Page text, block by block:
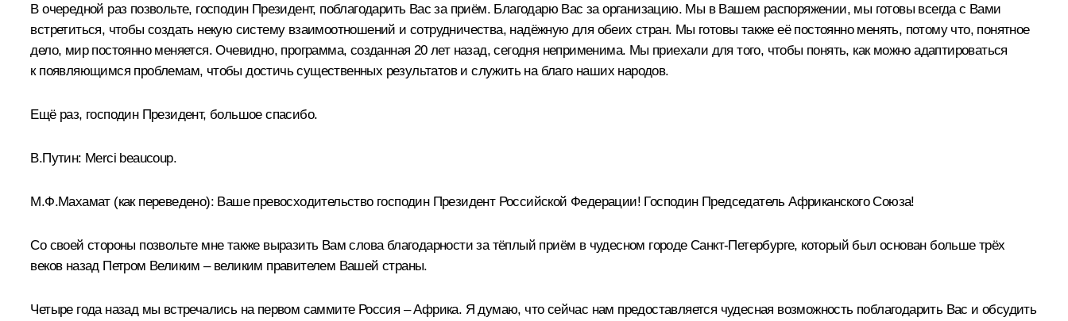
В очередной раз позвольте, господин Президент, поблагодарить Вас за приём. Благодарю Вас за организацию. Мы в Вашем распоряжении, мы готовы всегда с Вами
встретиться, чтобы создать некую систему взаимоотношений и сотрудничества, надёжную для обеих стран. Мы готовы также её постоянно менять, потому что, понятное
дело, мир постоянно меняется. Очевидно, программа, созданная 20 лет назад, сегодня неприменима. Мы приехали для того, чтобы понять, как можно адаптироваться
к появляющимся проблемам, чтобы достичь существенных результатов и служить на благо наших народов.
Ещё раз, господин Президент, большое спасибо.
В.Путин: Merci beaucoup.
М.Ф.Махамат (как переведено): Ваше превосходительство господин Президент Российской Федерации! Господин Председатель Африканского Союза!
Со своей стороны позвольте мне также выразить Вам слова благодарности за тёплый приём в чудесном городе Санкт-Петербурге, который был основан больше трёх
веков назад Петром Великим – великим правителем Вашей страны.
Четыре года назад мы встречались на первом саммите Россия – Африка. Я думаю, что сейчас нам предоставляется чудесная возможность поблагодарить Вас и обсудить